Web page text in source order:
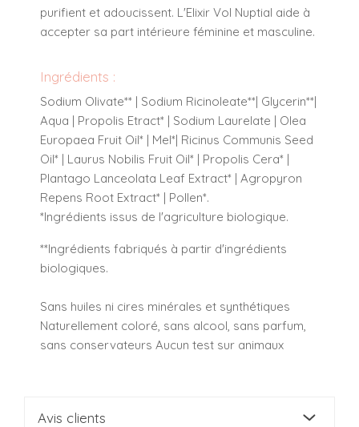
purifient et adoucissent. L'Elixir Vol Nuptial aide à
accepter sa part intérieure féminine et masculine.
Ingrédients :
Sodium Olivate** | Sodium Ricinoleate**| Glycerin**|
Aqua | Propolis Etract* | Sodium Laurelate | Olea
Europaea Fruit Oil* | Mel*| Ricinus Communis Seed
Oil* | Laurus Nobilis Fruit Oil* | Propolis Cera* |
Plantago Lanceolata Leaf Extract* | Agropyron
Repens Root Extract* | Pollen*.
*Ingrédients issus de l'agriculture biologique.
**Ingrédients fabriqués à partir d'ingrédients
biologiques.
Sans huiles ni cires minérales et synthétiques
Naturellement coloré, sans alcool, sans parfum,
sans conservateurs Aucun test sur animaux
Avis clients